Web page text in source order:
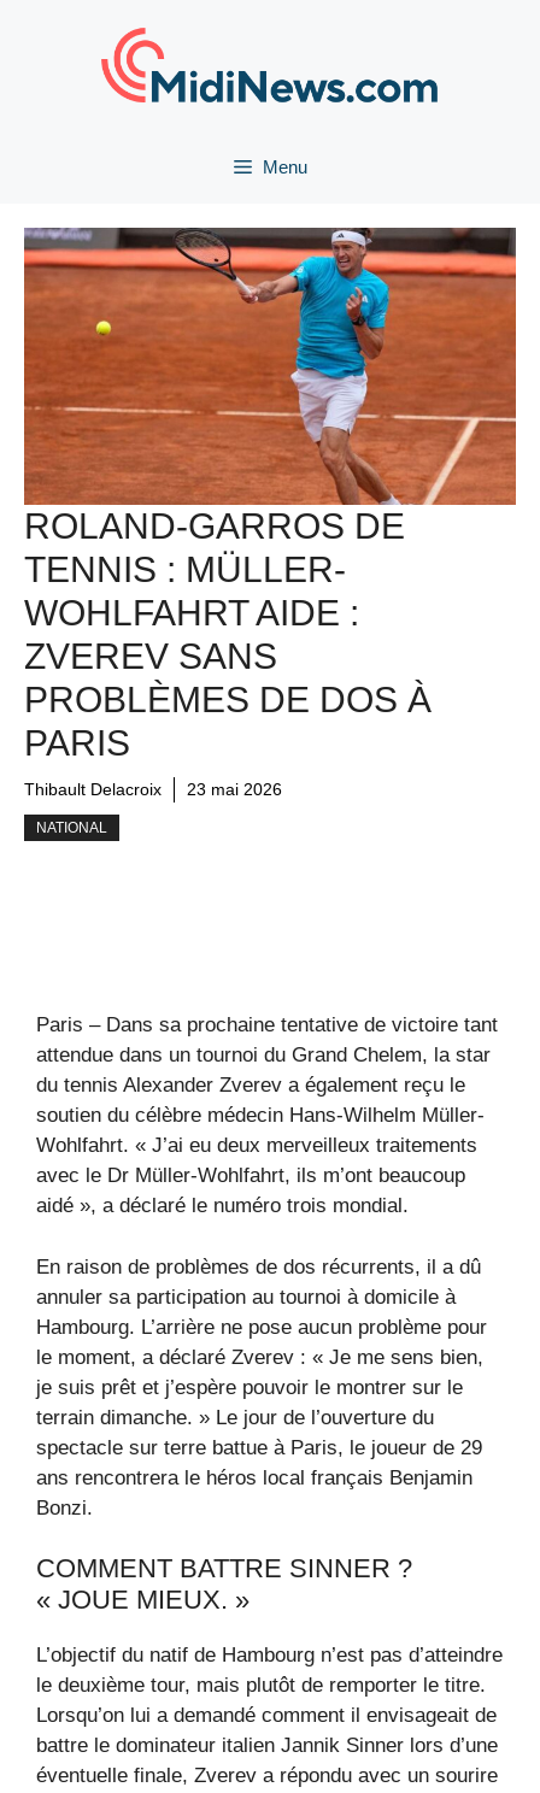
Menu
ROLAND-GARROS DE
TENNIS : MÜLLER-
WOHLFAHRT AIDE :
ZVEREV SANS
PROBLÈMES DE DOS À
PARIS
Thibault Delacroix 23 mai 2026
NATIONAL
Paris – Dans sa prochaine tentative de victoire tant
attendue dans un tournoi du Grand Chelem, la star
du tennis Alexander Zverev a également reçu le
soutien du célèbre médecin Hans-Wilhelm Müller-
Wohlfahrt. « J’ai eu deux merveilleux traitements
avec le Dr Müller-Wohlfahrt, ils m’ont beaucoup
aidé », a déclaré le numéro trois mondial.
En raison de problèmes de dos récurrents, il a dû
annuler sa participation au tournoi à domicile à
Hambourg. L’arrière ne pose aucun problème pour
le moment, a déclaré Zverev : « Je me sens bien,
je suis prêt et j’espère pouvoir le montrer sur le
terrain dimanche. » Le jour de l’ouverture du
spectacle sur terre battue à Paris, le joueur de 29
ans rencontrera le héros local français Benjamin
Bonzi.
COMMENT BATTRE SINNER ?
« JOUE MIEUX. »
L’objectif du natif de Hambourg n’est pas d’atteindre
le deuxième tour, mais plutôt de remporter le titre.
Lorsqu’on lui a demandé comment il envisageait de
battre le dominateur italien Jannik Sinner lors d’une
éventuelle finale, Zverev a répondu avec un sourire